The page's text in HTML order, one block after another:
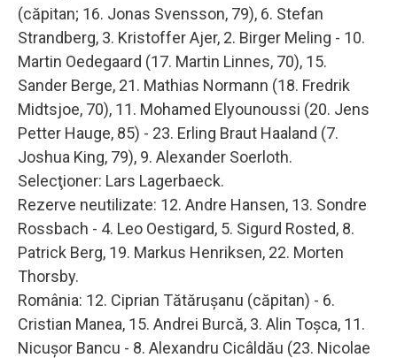
(căpitan; 16. Jonas Svensson, 79), 6. Stefan
Strandberg, 3. Kristoffer Ajer, 2. Birger Meling - 10.
Martin Oedegaard (17. Martin Linnes, 70), 15.
Sander Berge, 21. Mathias Normann (18. Fredrik
Midtsjoe, 70), 11. Mohamed Elyounoussi (20. Jens
Petter Hauge, 85) - 23. Erling Braut Haaland (7.
Joshua King, 79), 9. Alexander Soerloth.
Selecţioner: Lars Lagerbaeck.
Rezerve neutilizate: 12. Andre Hansen, 13. Sondre
Rossbach - 4. Leo Oestigard, 5. Sigurd Rosted, 8.
Patrick Berg, 19. Markus Henriksen, 22. Morten
Thorsby.
România: 12. Ciprian Tătăruşanu (căpitan) - 6.
Cristian Manea, 15. Andrei Burcă, 3. Alin Toşca, 11.
Nicuşor Bancu - 8. Alexandru Cicâldău (23. Nicolae